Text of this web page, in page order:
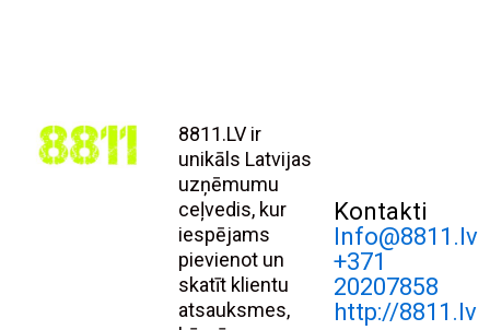
8811.LV ir
unikāls Latvijas
uzņēmumu
ceļvedis, kur
iespējams
pievienot un
skatīt klientu
atsauksmes,
Kontakti
Info@8811.lv
+371
20207858
http://8811.lv